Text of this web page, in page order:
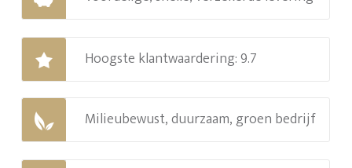
Hoogste klantwaardering: 9.7
Milieubewust, duurzaam, groen bedrijf